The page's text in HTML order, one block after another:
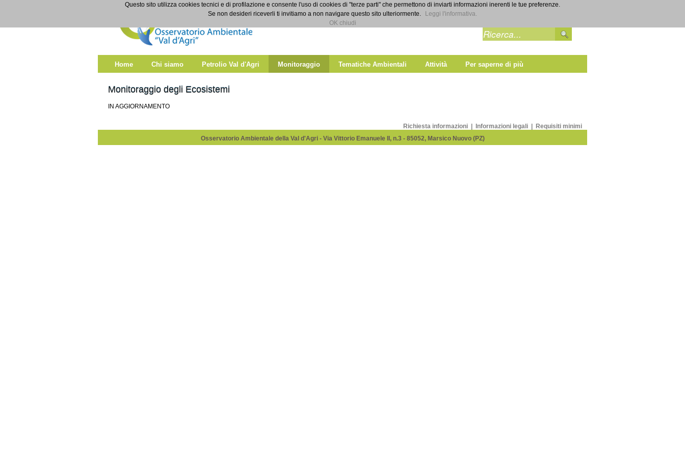
Monitoraggio degli ecosistemi
Home Chi siamo Petrolio Val d'Agri Monitoraggio Tematiche Ambientali Attività Per saperne di più
Monitoraggio degli Ecosistemi
IN AGGIORNAMENTO
Richiesta informazioni Informazioni legali
Requisiti minimi
Osservatorio Ambientale della Val d'Agri - Via Vittorio Emanuele II, n.3 - 85052, Marsico Nuovo (PZ)
Questo sito utilizza cookies tecnici e di profilazione e consente l'uso di cookies di "terze parti" che permettono di inviarti informazioni inerenti le tue preferenze.
Se non desideri riceverli ti invitiamo a non navigare questo sito ulteriormente.
Leggi l'informativa.
OK chiudi